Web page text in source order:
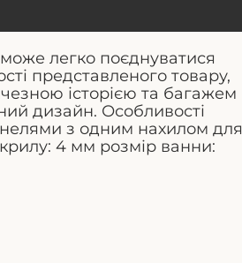
легко поєднуватися
представленого товару,
історією та багажем
дизайн. Особливості
з одним нахилом для
4 мм розмір ванни: